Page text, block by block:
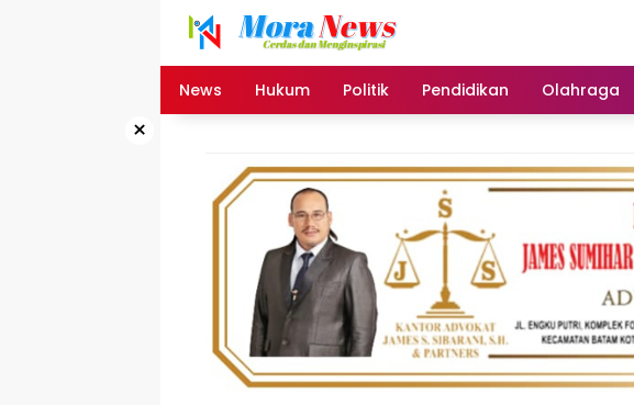
News Hukum Politik Pendidikan Olahraga
×